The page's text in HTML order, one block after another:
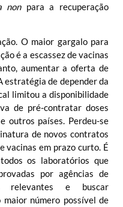
non para a recuperação
O maior gargalo para
é a escassez de vacinas
aumentar a oferta de
estratégia de depender da
limitou a disponibilidade
de pré-contratar doses
outros países. Perdeu-se
de novos contratos
vacinas em prazo curto. É
os laboratórios que
por agências de
relevantes e buscar
número possível de